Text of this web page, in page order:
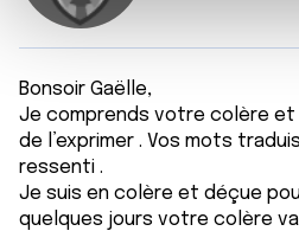
et les annonces, d'offrir des
notre site avec nos partenaires
publicité et d'analyse, qui
avec d'autres informations que
ou qu'ils ont collectées lors de
services.
Bonsoir Gaëlle,
Je comprends votre colère et
de l’exprimer . Vos mots
ressenti .
Je suis en colère et déçue
quelques jours votre colère